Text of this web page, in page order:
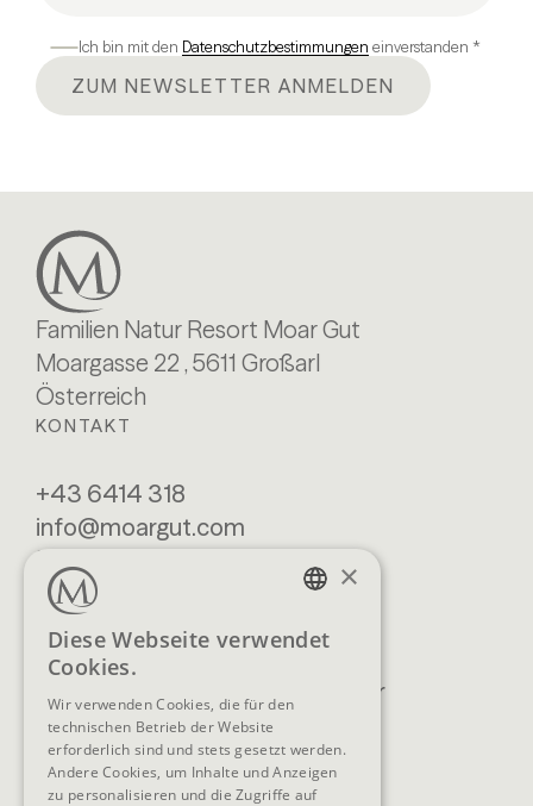
Ich bin mit den Datenschutzbestimmungen einverstanden *
ZUM NEWSLETTER ANMELDEN
Familien Natur Resort Moar Gut
Moargasse 22 , 5611 Großarl
Österreich
KONTAKT
+43 6414 318
info@moargut.com
SERVICES
Lage & Anreise
Blog
FAQ
Buchen
Anfragen
Newsletter
AGB
×
Diese Webseite verwendet
Cookies.
Wir verwenden Cookies, die für den
technischen Betrieb der Website
erforderlich sind und stets gesetzt werden.
Andere Cookies, um Inhalte und Anzeigen
zu personalisieren und die Zugriffe auf